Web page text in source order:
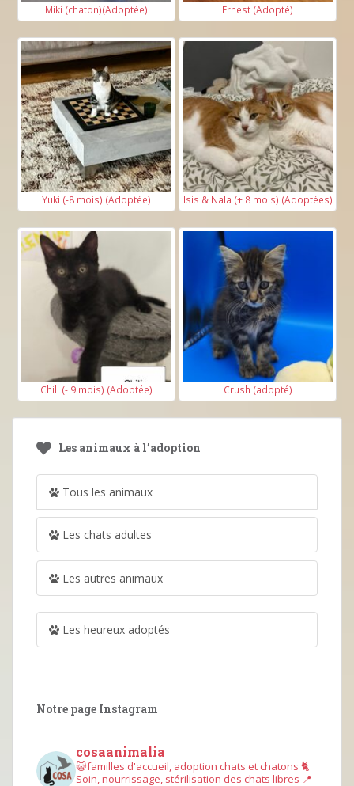
Miki (chaton)(Adoptée) Ernest (Adopté)
Yuki (-8 mois) (Adoptée) Isis & Nala (+ 8 mois) (Adoptées)
Chili (- 9 mois) (Adoptée) Crush (adopté)
Les animaux à l’adoption
Tous les animaux
Les chats adultes
Les autres animaux
Les heureux adoptés
Notre page Instagram
cosaanimalia
😺familles d'accueil, adoption chats et chatons 🐈
Soin, nourrissage, stérilisation des chats libres 📍